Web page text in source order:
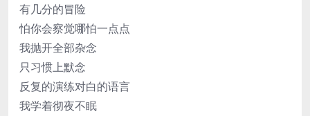
有几分的冒险
怕你会察觉哪怕一点点
我抛开全部杂念
只习惯上默念
反复的演练对白的语言
我学着彻夜不眠